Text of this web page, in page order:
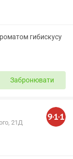
гибискусу
Забронювати
21Д